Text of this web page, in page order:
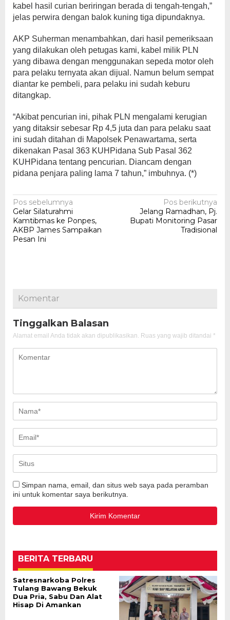
kabel hasil curian beriringan berada di tengah-tengah,”
jelas perwira dengan balok kuning tiga dipundaknya.
AKP Suherman menambahkan, dari hasil pemeriksaan
yang dilakukan oleh petugas kami, kabel milik PLN
yang dibawa dengan menggunakan sepeda motor oleh
para pelaku ternyata akan dijual. Namun belum sempat
diantar ke pembeli, para pelaku ini sudah keburu
ditangkap.
“Akibat pencurian ini, pihak PLN mengalami kerugian
yang ditaksir sebesar Rp 4,5 juta dan para pelaku saat
ini sudah ditahan di Mapolsek Penawartama, serta
dikenakan Pasal 363 KUHPidana Sub Pasal 362
KUHPidana tentang pencurian. Diancam dengan
pidana penjara paling lama 7 tahun,” imbuhnya. (*)
Navigasi
pos
Pos sebelumnya
Gelar Silaturahmi
Kamtibmas ke Ponpes,
AKBP James Sampaikan
Pesan Ini
Pos berikutnya
Jelang Ramadhan, Pj.
Bupati Monitoring Pasar
Tradisional
Komentar
Tinggalkan Balasan
Alamat email Anda tidak akan dipublikasikan. Ruas yang wajib ditandai *
Simpan nama, email, dan situs web saya pada peramban
ini untuk komentar saya berikutnya.
BERITA TERBARU
Satresnarkoba Polres
Tulang Bawang Bekuk
Dua Pria, Sabu Dan Alat
Hisap Di Amankan